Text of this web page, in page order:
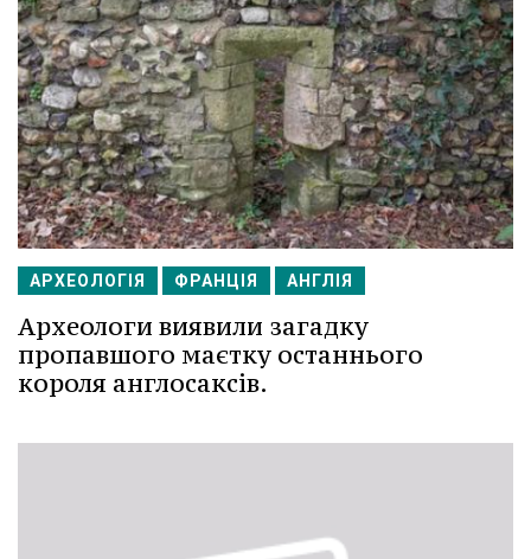
АРХЕОЛОГІЯ ФРАНЦІЯ АНГЛІЯ
Археологи виявили загадку
пропавшого маєтку останнього
короля англосаксів.